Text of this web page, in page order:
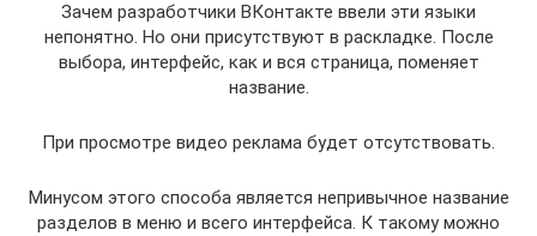
Зачем разработчики ВКонтакте ввели эти языки
непонятно. Но они присутствуют в раскладке. После
выбора, интерфейс, как и вся страница, поменяет
название.
При просмотре видео реклама будет отсутствовать.
Минусом этого способа является непривычное название
разделов в меню и всего интерфейса. К такому можно